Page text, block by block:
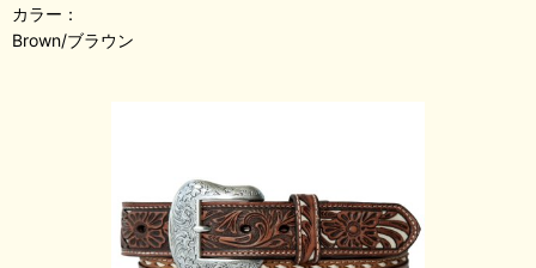
カラー：
Brown/ブラウン